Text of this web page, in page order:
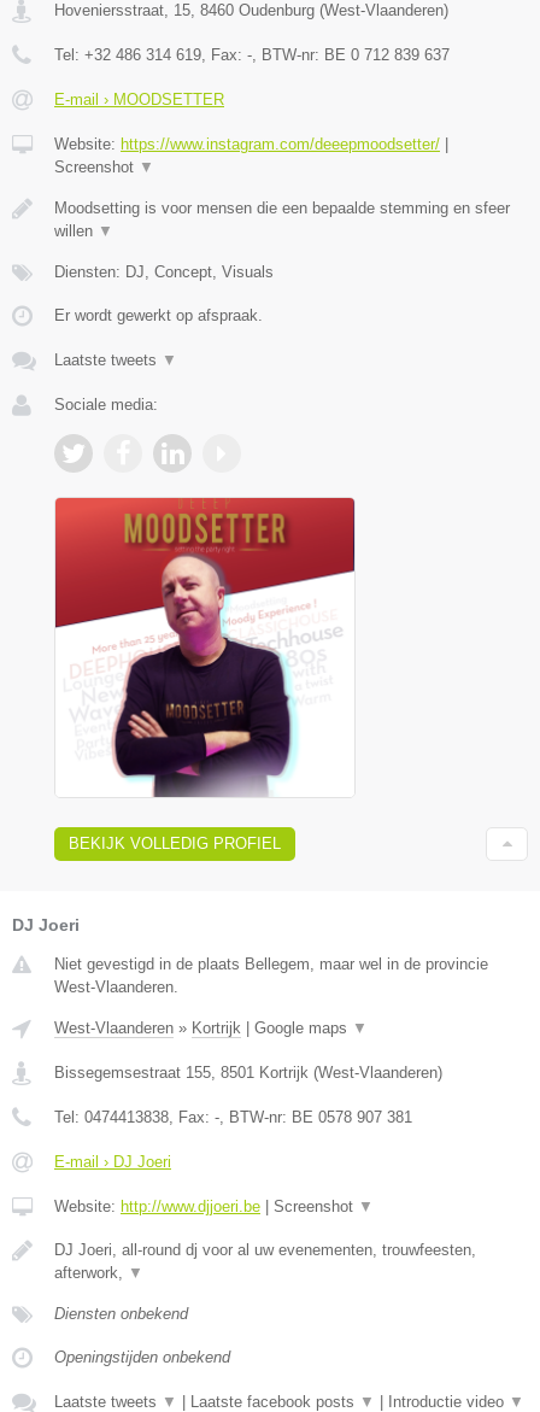
Hoveniersstraat, 15, 8460 Oudenburg (West-Vlaanderen)
Tel: +32 486 314 619, Fax: -, BTW-nr: BE 0 712 839 637
E-mail › MOODSETTER
Website: https://www.instagram.com/deeepmoodsetter/
Screenshot ▼
Moodsetting is voor mensen die een bepaalde stemming en sfeer
willen ▼
Diensten: DJ, Concept, Visuals
Er wordt gewerkt op afspraak.
Laatste tweets ▼
Sociale media:
BEKIJK VOLLEDIG PROFIEL
DJ Joeri
Niet gevestigd in de plaats Bellegem, maar wel in de provincie
West-Vlaanderen.
West-Vlaanderen » Kortrijk Google maps ▼
Bissegemsestraat 155, 8501 Kortrijk (West-Vlaanderen)
Tel: 0474413838, Fax: -, BTW-nr: BE 0578 907 381
E-mail › DJ Joeri
Website: http://www.djjoeri.be Screenshot ▼
DJ Joeri, all-round dj voor al uw evenementen, trouwfeesten,
afterwork, ▼
Diensten onbekend
Openingstijden onbekend
Laatste tweets ▼ Laatste facebook posts ▼ Introductie video ▼